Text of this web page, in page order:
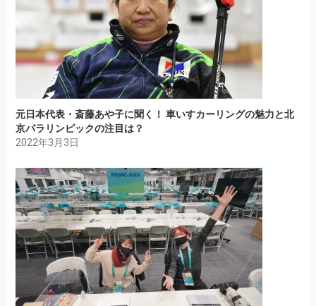
元日本代表・斎藤あや子に聞く！ 車いすカーリングの魅力と北
京パラリンピックの注目は？
2022年3月3日